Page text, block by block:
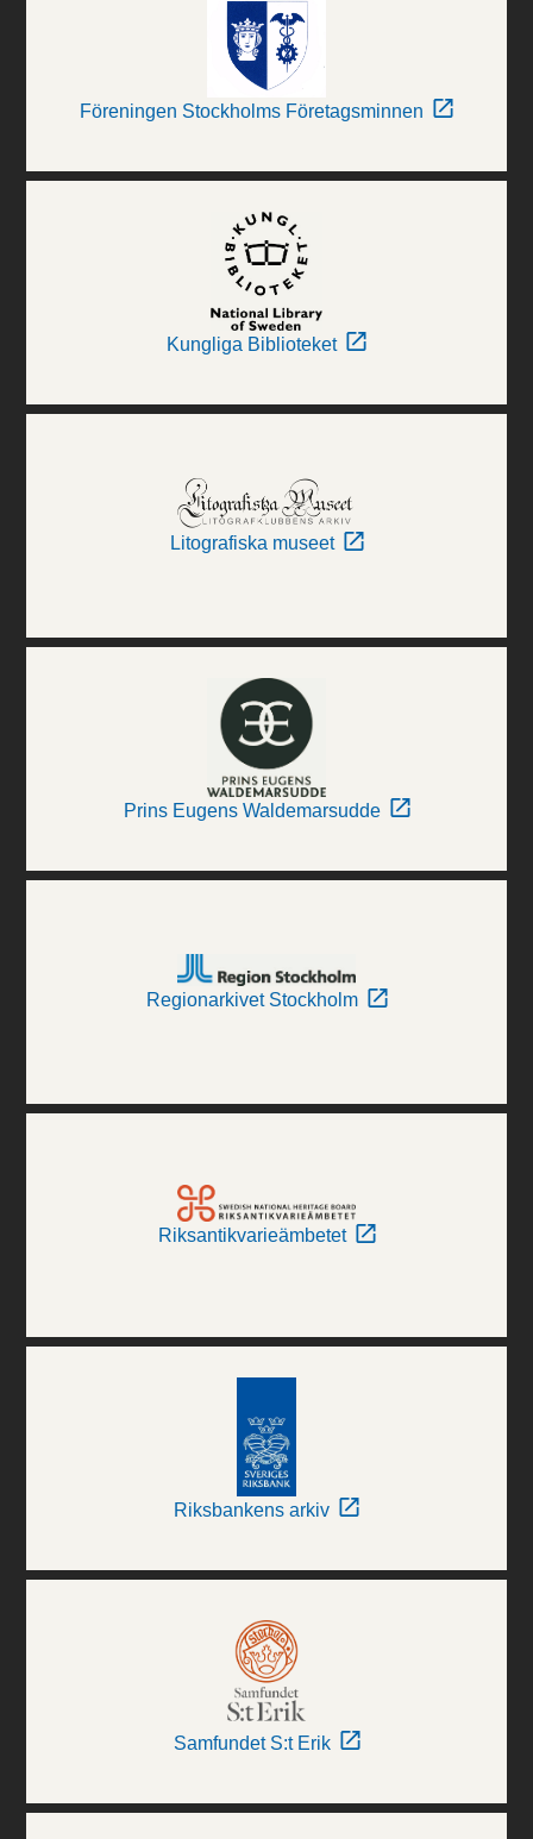
Föreningen Stockholms Företagsminnen
Kungliga Biblioteket
Litografiska museet
Prins Eugens Waldemarsudde
Regionarkivet Stockholm
Riksantikvarieämbetet
Riksbankens arkiv
Samfundet S:t Erik